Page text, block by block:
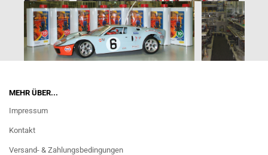
MEHR ÜBER...
Impressum
Kontakt
Versand- & Zahlungsbedingungen